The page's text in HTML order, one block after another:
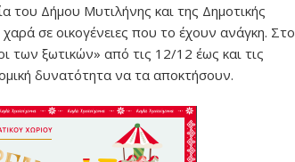
Δήμου Μυτιλήνης και της Δημοτικής
σε οικογένειες που το έχουν ανάγκη. Στο
των ξωτικών» από τις 12/12 έως και τις
δυνατότητα να τα αποκτήσουν.